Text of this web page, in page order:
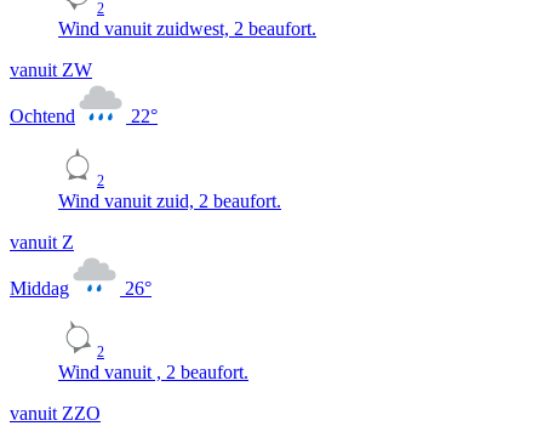
2
Wind vanuit zuidwest, 2 beaufort.
vanuit ZW
Ochtend 22°
2
Wind vanuit zuid, 2 beaufort.
vanuit Z
Middag 26°
2
Wind vanuit , 2 beaufort.
vanuit ZZO